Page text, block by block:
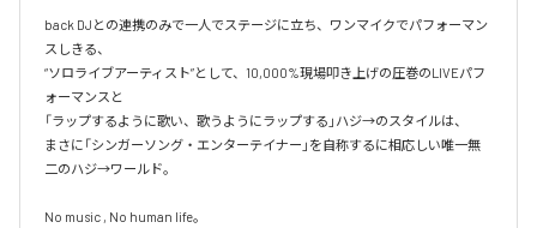
back DJとの連携のみで一人でステージに立ち、ワンマイクでパフォーマン
スしきる、
“ソロライブアーティスト”として、10,000%現場叩き上げの圧巻のLIVEパフ
ォーマンスと
「ラップするように歌い、歌うようにラップする」ハジ→のスタイルは、
まさに「シンガーソング・エンターテイナー」を自称するに相応しい唯一無
二のハジ→ワールド。
No music , No human life。